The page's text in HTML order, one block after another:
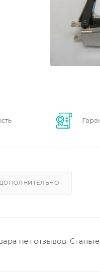
нет отзывов.